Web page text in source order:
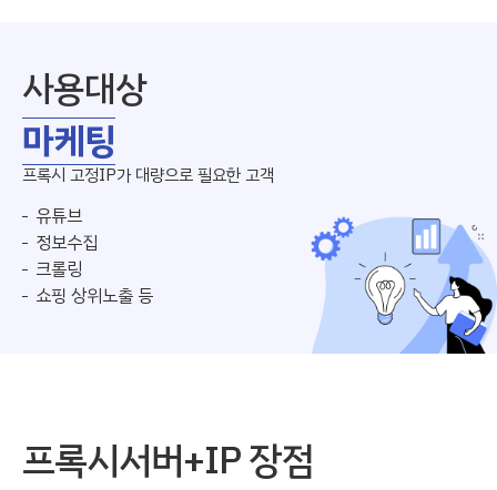
사용대상
마케팅
프록시 고정IP가 대량으로 필요한 고객
유튜브
정보수집
크롤링
쇼핑 상위노출 등
프록시서버+IP 장점